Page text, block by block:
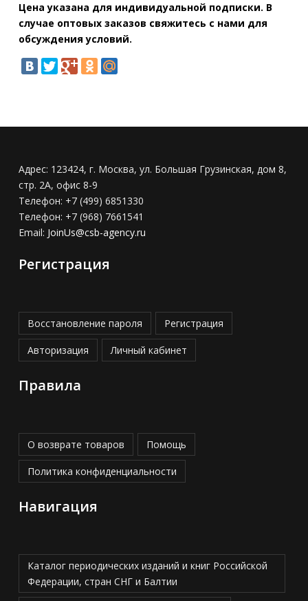
Цена указана для индивидуальной подписки. В
случае оптовых заказов свяжитесь с нами для
обсуждения условий.
Адрес: 123424, г. Москва, ул. Большая Грузинская, дом 8,
стр. 2А, офис 8-9
Телефон: +7 (499) 6851330
Телефон: +7 (968) 7661541
Email: JoinUs@csb-agency.ru
Регистрация
Восстановление пароля Регистрация
Авторизация Личный кабинет
Правила
О возврате товаров Помощь
Политика конфиденциальности
Навигация
Каталог периодических изданий и книг Российской
Федерации, стран СНГ и Балтии